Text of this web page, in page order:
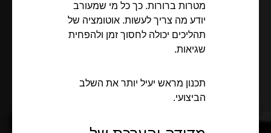
מטרות ברורות. כך כל מי שמעורב
יודע מה צריך לעשות. אוטומציה של
תהליכים יכולה לחסוך זמן ולהפחית
שגיאות.
תכנון מראש יעיל יותר את השלב
הביצועי.